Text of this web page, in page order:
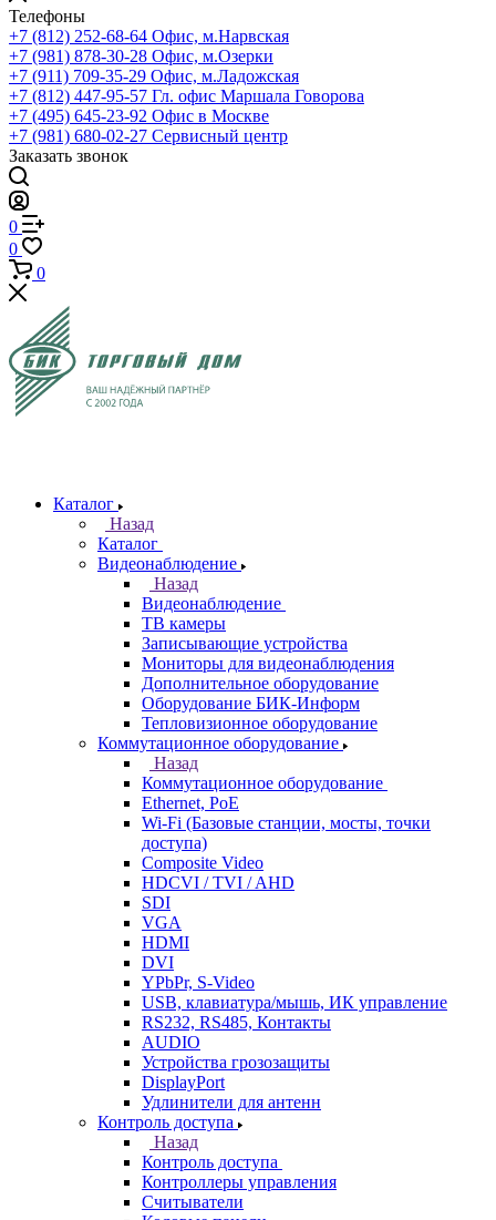
Телефоны
+7 (812) 252-68-64 Офис, м.Нарвская
+7 (981) 878-30-28 Офис, м.Озерки
+7 (911) 709-35-29 Офис, м.Ладожская
+7 (812) 447-95-57 Гл. офис Маршала Говорова
+7 (495) 645-23-92 Офис в Москве
+7 (981) 680-02-27 Сервисный центр
Заказать звонок
0
0
0
Каталог
Назад
Каталог
Видеонаблюдение
Назад
Видеонаблюдение
ТВ камеры
Записывающие устройства
Мониторы для видеонаблюдения
Дополнительное оборудование
Оборудование БИК-Информ
Тепловизионное оборудование
Коммутационное оборудование
Назад
Коммутационное оборудование
Ethernet, PoE
Wi-Fi (Базовые станции, мосты, точки
доступа)
Composite Video
HDCVI / TVI / AHD
SDI
VGA
HDMI
DVI
YPbPr, S-Video
USB, клавиатура/мышь, ИК управление
RS232, RS485, Контакты
AUDIO
Устройства грозозащиты
DisplayPort
Удлинители для антенн
Контроль доступа
Назад
Контроль доступа
Контроллеры управления
Считыватели